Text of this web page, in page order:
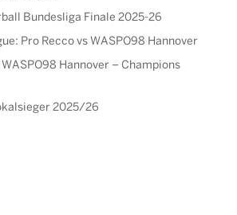
Bundesliga Finale 2025-26
Pro Recco vs WASPO98 Hannover
Hannover – Champions
2025/26